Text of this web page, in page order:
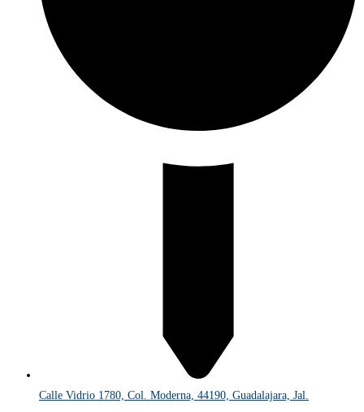
Calle Vidrio 1780, Col. Moderna, 44190, Guadalajara, Jal.